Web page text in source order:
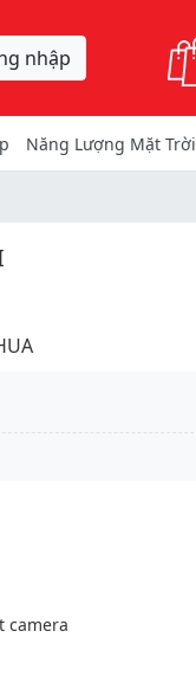
nhập
Năng Lượng Mặt Trời
camera